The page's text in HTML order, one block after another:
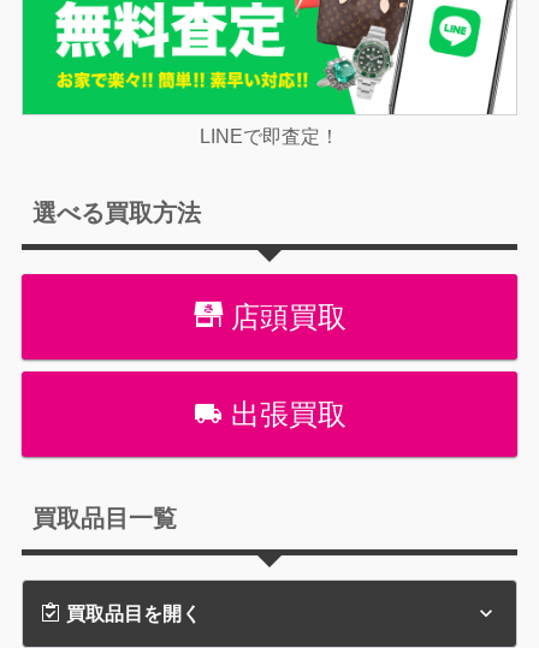
LINEで即査定！
選べる買取方法
店頭買取
出張買取
買取品目一覧
買取品目を開く